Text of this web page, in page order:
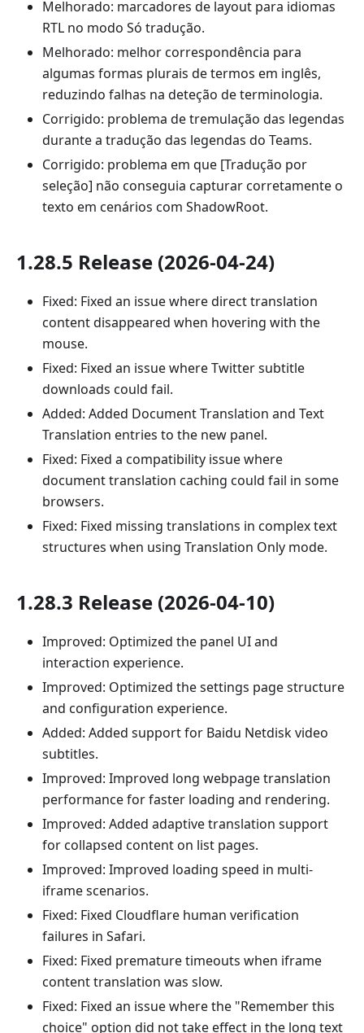
Melhorado: marcadores de layout para idiomas
RTL no modo Só tradução.
Melhorado: melhor correspondência para
algumas formas plurais de termos em inglês,
reduzindo falhas na deteção de terminologia.
Corrigido: problema de tremulação das legendas
durante a tradução das legendas do Teams.
Corrigido: problema em que [Tradução por
seleção] não conseguia capturar corretamente o
texto em cenários com ShadowRoot.
1.28.5 Release (2026-04-24)
Fixed: Fixed an issue where direct translation
content disappeared when hovering with the
mouse.
Fixed: Fixed an issue where Twitter subtitle
downloads could fail.
Added: Added Document Translation and Text
Translation entries to the new panel.
Fixed: Fixed a compatibility issue where
document translation caching could fail in some
browsers.
Fixed: Fixed missing translations in complex text
structures when using Translation Only mode.
1.28.3 Release (2026-04-10)
Improved: Optimized the panel UI and
interaction experience.
Improved: Optimized the settings page structure
and configuration experience.
Added: Added support for Baidu Netdisk video
subtitles.
Improved: Improved long webpage translation
performance for faster loading and rendering.
Improved: Added adaptive translation support
for collapsed content on list pages.
Improved: Improved loading speed in multi-
iframe scenarios.
Fixed: Fixed Cloudflare human verification
failures in Safari.
Fixed: Fixed premature timeouts when iframe
content translation was slow.
Fixed: Fixed an issue where the "Remember this
choice" option did not take effect in the long text